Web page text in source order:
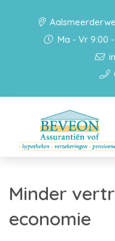
Ma - Vr 9:00
Minder
economie